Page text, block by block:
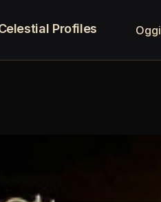
Profiles Oggi